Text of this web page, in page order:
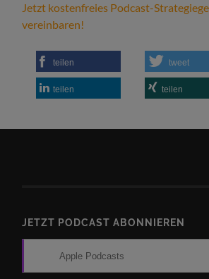
Jetzt kostenfreies Podcast-
vereinbaren!
teilen tweet
teilen teilen
JETZT PODCAST ABONNIEREN
Apple Podcasts